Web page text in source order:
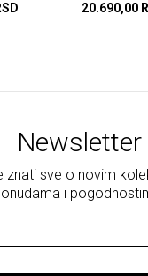
20.690,00
Newsletter
znati sve o novim
i